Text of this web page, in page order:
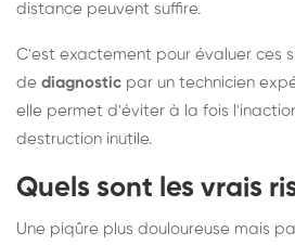
distance peuvent suffire.
C'est exactement pour évaluer ces
de diagnostic par un technicien
elle permet d'éviter à la fois
destruction inutile.
Quels sont les vrais
Une piqûre plus douloureuse mais